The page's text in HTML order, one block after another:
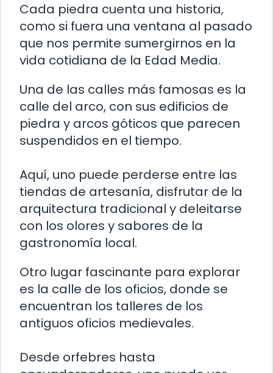
Cada piedra cuenta una historia,
como si fuera una ventana al pasado
que nos permite sumergirnos en la
vida cotidiana de la Edad Media.
Una de las calles más famosas es la
calle del arco, con sus edificios de
piedra y arcos góticos que parecen
suspendidos en el tiempo.
Aquí, uno puede perderse entre las
tiendas de artesanía, disfrutar de la
arquitectura tradicional y deleitarse
con los olores y sabores de la
gastronomía local.
Otro lugar fascinante para explorar
es la calle de los oficios, donde se
encuentran los talleres de los
antiguos oficios medievales.
Desde orfebres hasta